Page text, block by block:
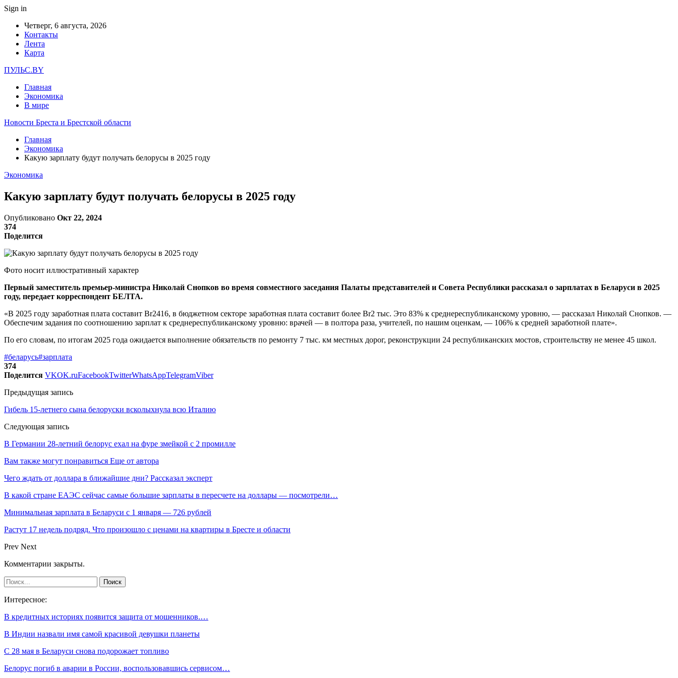
Sign in
Четверг, 6 августа, 2026
Контакты
Лента
Карта
ПУЛЬС.BY
Главная
Экономика
В мире
Новости Бреста и Брестской области
Главная
Экономика
Какую зарплату будут получать белорусы в 2025 году
Экономика
Какую зарплату будут получать белорусы в 2025 году
Опубликовано Окт 22, 2024
374
Поделится
Фото носит иллюстративный характер
Первый заместитель премьер-министра Николай Снопков во время совместного заседания Палаты представителей и Совета Республики рассказал о зарплатах в Беларуси в 2025
году, передает корреспондент БЕЛТА.
«В 2025 году заработная плата составит Br2416, в бюджетном секторе заработная плата составит более Br2 тыс. Это 83% к среднереспубликанскому уровню, — рассказал Николай Снопков. —
Обеспечим задания по соотношению зарплат к среднереспубликанскому уровню: врачей — в полтора раза, учителей, по нашим оценкам, — 106% к средней заработной плате».
По его словам, по итогам 2025 года ожидается выполнение обязательств по ремонту 7 тыс. км местных дорог, реконструкции 24 республиканских мостов, строительству не менее 45 школ.
#беларусь#зарплата
374
Поделится VKOK.ruFacebookTwitterWhatsAppTelegramViber
Предыдущая запись
Гибель 15-летнего сына белоруски всколыхнула всю Италию
Следующая запись
В Германии 28-летний белорус ехал на фуре змейкой с 2 промилле
Вам также могут понравиться Еще от автора
Чего ждать от доллара в ближайшие дни? Рассказал эксперт
В какой стране ЕАЭС сейчас самые большие зарплаты в пересчете на доллары — посмотрели…
Минимальная зарплата в Беларуси с 1 января — 726 рублей
Растут 17 недель подряд. Что произошло с ценами на квартиры в Бресте и области
Prev Next
Комментарии закрыты.
Интересное:
В кредитных историях появится защита от мошенников.…
В Индии назвали имя самой красивой девушки планеты
С 28 мая в Беларуси снова подорожает топливо
Белорус погиб в аварии в России, воспользовавшись сервисом…